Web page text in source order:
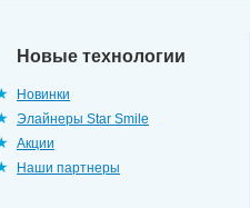
Новые технологии
Новинки
Элайнеры Star Smile
Акции
Наши партнеры